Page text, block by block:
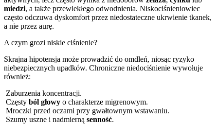
miedzi, a także przewlekłego odwodnienia. Niskociśnieniowiec
często odczuwa dyskomfort przez niedostateczne ukrwienie tkanek,
a nie przez aurę.
A czym grozi niskie ciśnienie?
Skrajna hipotensja może prowadzić do omdleń, niosąc ryzyko
niebezpiecznych upadków. Chroniczne niedociśnienie wywołuje
również:
Zaburzenia koncentracji.
Częsty ból głowy o charakterze migrenowym.
Mroczki przed oczami przy gwałtownym wstawaniu.
Szumy uszne i nadmierną senność.